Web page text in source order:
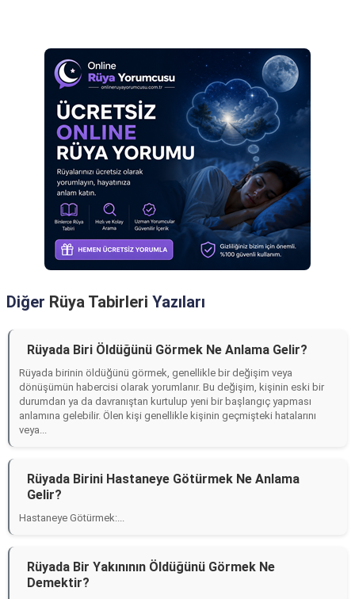
Diğer Rüya Tabirleri Yazıları
Rüyada Biri Öldüğünü Görmek Ne Anlama Gelir?
Rüyada birinin öldüğünü görmek, genellikle bir değişim veya
dönüşümün habercisi olarak yorumlanır. Bu değişim, kişinin eski bir
durumdan ya da davranıştan kurtulup yeni bir başlangıç yapması
anlamına gelebilir. Ölen kişi genellikle kişinin geçmişteki hatalarını
veya...
Rüyada Birini Hastaneye Götürmek Ne Anlama
Gelir?
Hastaneye Götürmek:...
Rüyada Bir Yakınının Öldüğünü Görmek Ne
Demektir?